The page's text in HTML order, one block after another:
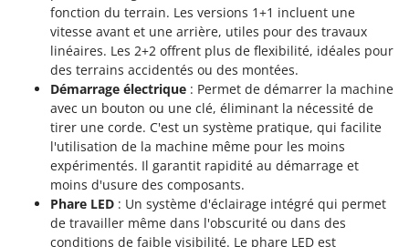
fonction du terrain. Les versions 1+1 incluent une
vitesse avant et une arrière, utiles pour des travaux
linéaires. Les 2+2 offrent plus de flexibilité, idéales pour
des terrains accidentés ou des montées.
Démarrage électrique : Permet de démarrer la machine
avec un bouton ou une clé, éliminant la nécessité de
tirer une corde. C'est un système pratique, qui facilite
l'utilisation de la machine même pour les moins
expérimentés. Il garantit rapidité au démarrage et
moins d'usure des composants.
Phare LED : Un système d'éclairage intégré qui permet
de travailler même dans l'obscurité ou dans des
conditions de faible visibilité. Le phare LED est